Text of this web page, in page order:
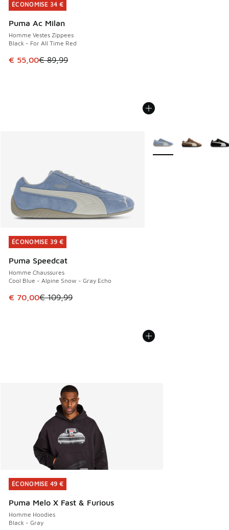
ÉCONOMISE 34 €
Puma Ac Milan
Homme Vestes Zippees
Black - For All Time Red
Cet article est en promotion. Prix en baisse de € 89,99 à
€ 55,00€ 89,99
ÉCONOMISE 34 €
ÉCONOMISE 39 €
Puma Speedcat
Homme Chaussures
Cool Blue - Alpine Snow - Gray Echo
Cet article est en promotion. Prix en baisse de € 109,99 à
€ 70,00€ 109,99
ÉCONOMISE 39 €
Plus de couleurs
ÉCONOMISE 49 €
Puma Melo X Fast & Furious
Homme Hoodies
Black - Gray
ÉCONOMISE 49 €